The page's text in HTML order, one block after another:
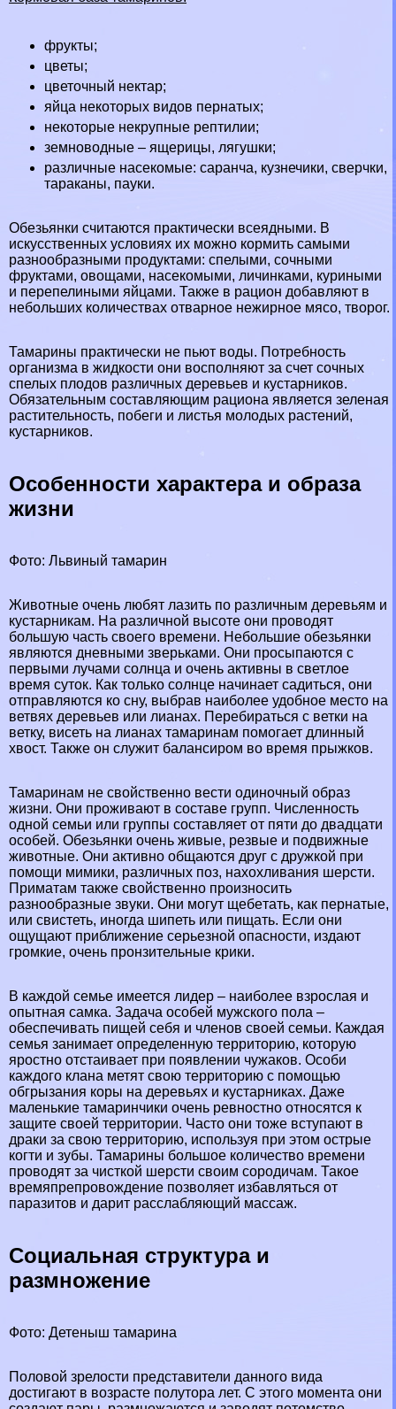
фрукты;
цветы;
цветочный нектар;
яйца некоторых видов пернатых;
некоторые некрупные рептилии;
земноводные – ящерицы, лягушки;
различные насекомые: саранча, кузнечики, сверчки,
таpaканы, пауки.
Обезьянки считаются пpaктически всеядными. В
искусственных условиях их можно кормить самыми
разнообразными продуктами: спелыми, сочными
фруктами, овощами, насекомыми, личинками, куриными
и перепелиными яйцами. Также в рацион добавляют в
небольших количествах отварное нежирное мясо, творог.
Тамарины пpaктически не пьют воды. Потребность
организма в жидкости они восполняют за счет сочных
спелых плодов различных деревьев и кустарников.
Обязательным составляющим рациона является зеленая
растительность, побеги и листья молодых растений,
кустарников.
Особенности хаpaктера и образа
жизни
Фото: Львиный тамарин
Животные очень любят лазить по различным деревьям и
кустарникам. На различной высоте они проводят
большую часть своего времени. Небольшие обезьянки
являются дневными зверьками. Они просыпаются с
первыми лучами солнца и очень активны в светлое
время суток. Как только солнце начинает садиться, они
отправляются ко сну, выбрав наиболее удобное место на
ветвях деревьев или лианах. Перебираться с ветки на
ветку, висеть на лианах тамаринам помогает длинный
хвост. Также он служит балансиром во время прыжков.
Тамаринам не свойственно вести одиночный образ
жизни. Они проживают в составе групп. Численность
одной семьи или группы составляет от пяти до двадцати
особей. Обезьянки очень живые, резвые и подвижные
животные. Они активно общаются друг с дружкой при
помощи мимики, различных поз, нахохливания шерсти.
Приматам также свойственно произносить
разнообразные звуки. Они могут щeбeтать, как пернатые,
или свистеть, иногда шипеть или пищать. Если они
ощущают приближение серьезной опасности, издают
громкие, очень пронзительные крики.
В каждой семье имеется лидер – наиболее взрослая и
опытная самка. Задача особей мужского пола –
обеспечивать пищей себя и члeнов своей семьи. Каждая
семья занимает определенную территорию, которую
яростно отстаивает при появлении чужаков. Особи
каждого клана метят свою территорию с помощью
обгрызания коры на деревьях и кустарниках. Даже
маленькие тамаринчики очень ревностно относятся к
защите своей территории. Часто они тоже вступают в
дpaки за свою территорию, используя при этом острые
когти и зубы. Тамарины большое количество времени
проводят за чисткой шерсти своим сородичам. Такое
времяпрепровождение позволяет избавляться от
паразитов и дарит расслабляющий массаж.
Социальная структура и
размножение
Фото: Детеныш тамарина
Пoлoвoй зрелости представители данного вида
достигают в возрасте полутора лет. С этого момента они